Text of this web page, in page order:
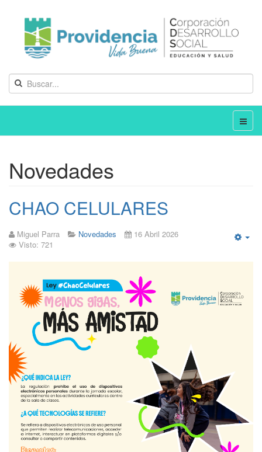
Novedades
CHAO CELULARES
Miguel Parra Novedades
16 Abril 2026
Visto: 721